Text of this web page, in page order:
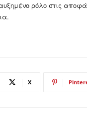
ρόλο στις
X